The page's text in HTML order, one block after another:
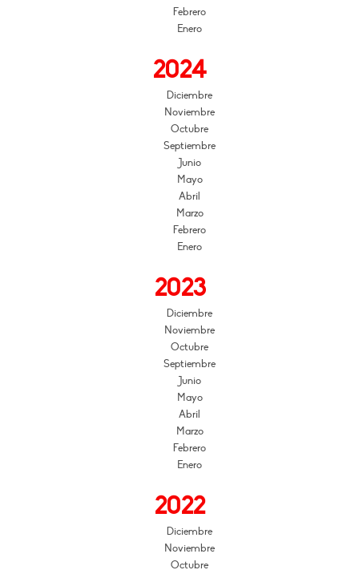
Febrero
Enero
2024
Diciembre
Noviembre
Octubre
Septiembre
Junio
Mayo
Abril
Marzo
Febrero
Enero
2023
Diciembre
Noviembre
Octubre
Septiembre
Junio
Mayo
Abril
Marzo
Febrero
Enero
2022
Diciembre
Noviembre
Octubre